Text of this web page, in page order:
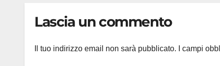
Lascia un commento
Il tuo indirizzo email non sarà pubblicato. I campi